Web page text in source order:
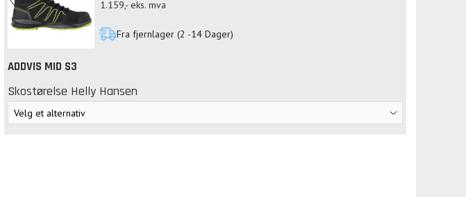
1.159,- eks. mva
Fra fjernlager (2 -14 Dager)
ADDVIS MID S3
Skostørelse Helly Hansen